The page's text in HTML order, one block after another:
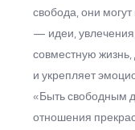
свобода, они
— идеи,
совместную
и укрепляет
«Быть свободным
отношения